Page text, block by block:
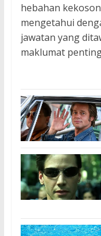
hebahan
mengetahui
jawatan yang
maklumat